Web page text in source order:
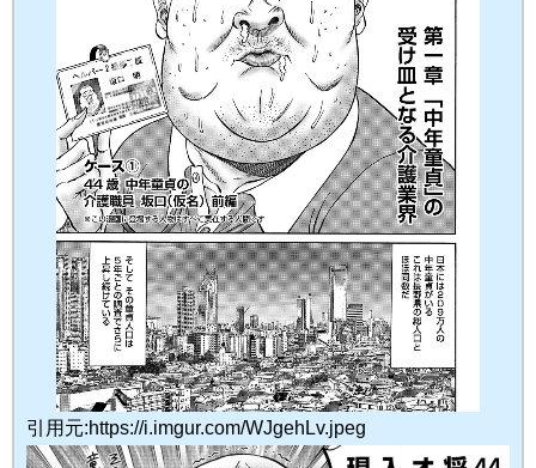
引用元:https://i.imgur.com/WJgehLv.jpeg